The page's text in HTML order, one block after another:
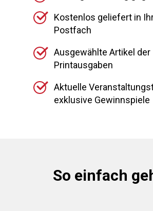
Kostenlos geliefert in
Postfach
Ausgewählte Artikel der
Printausgaben
Aktuelle
exklusive Gewinnspiele
So einfach